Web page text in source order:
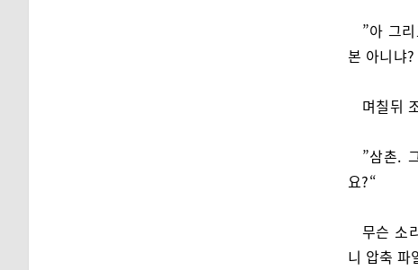
”아 그
본 아니냐
며칠뒤
”삼촌.
요?“
무슨 소
니 압축 파